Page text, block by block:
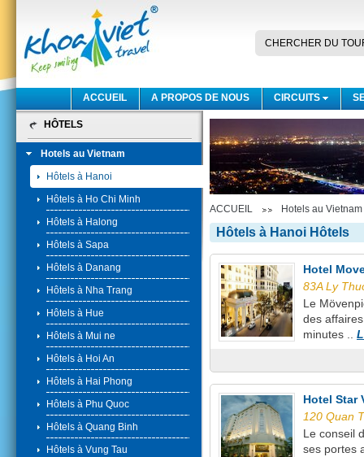
CHERCHER DU
CIRCUITS
A PROPOS DE NOUS
ACCUEIL
HÔTELS
Hotels au Vietnam
Hôtels à Hanoi
Hôtels à Ho Chi Minh
Hôtels à Halong
Hôtels à Sapa
Hôtels à Danang
Hôtels à Nha Trang
Hôtels à Hue
Hôtels à Mui ne
Hôtels à Hoi An
Hôtels à Hai Phong
Hôtels à Phu Quoc
Hôtels à Quang Binh
Hôtels à Vung Tau
ACCUEIL Hotels au
Hôtels à Hanoi Hôtels
Hotel
83A Ly
Le
des
minutes ..
Hotel Star
120 Quan
Le conseil
ses portes